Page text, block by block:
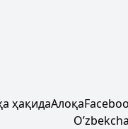
ҳақидаАлоқа
Oʼzbekcha